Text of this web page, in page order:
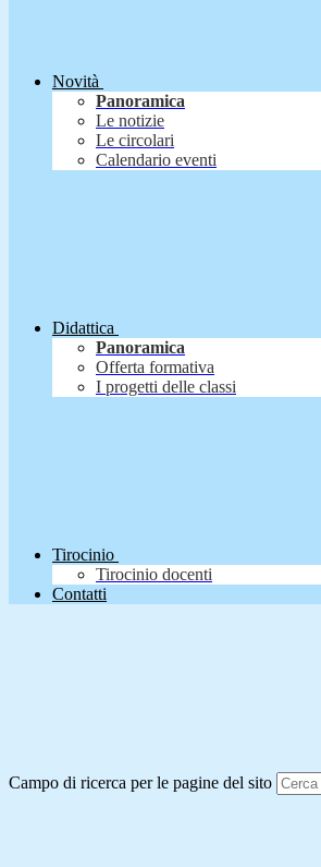
Novità
Panoramica
Le notizie
Le circolari
Calendario eventi
Didattica
Panoramica
Offerta formativa
I progetti delle classi
Tirocinio
Tirocinio docenti
Contatti
Campo di ricerca per le pagine del sito